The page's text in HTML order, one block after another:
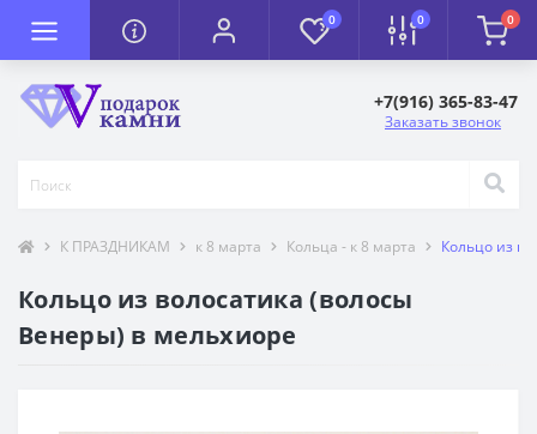
0 0 0
+7(916) 365-83-47
Заказать звонок
К ПРАЗДНИКАМ к 8 марта Кольца - к 8 марта Кольцо из
Кольцо из волосатика (волосы
Венеры) в мельхиоре